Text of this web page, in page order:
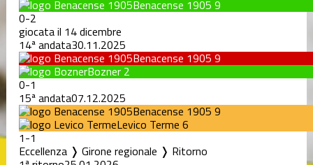
Benacense 1905 9
0-2
giocata il 14 dicembre
14ª andata30.11.2025
Benacense 1905 9
Bozner 2
0-1
15ª andata07.12.2025
Benacense 1905 9
Levico Terme 6
1-1
Eccellenza ❭ Girone regionale ❭ Ritorno